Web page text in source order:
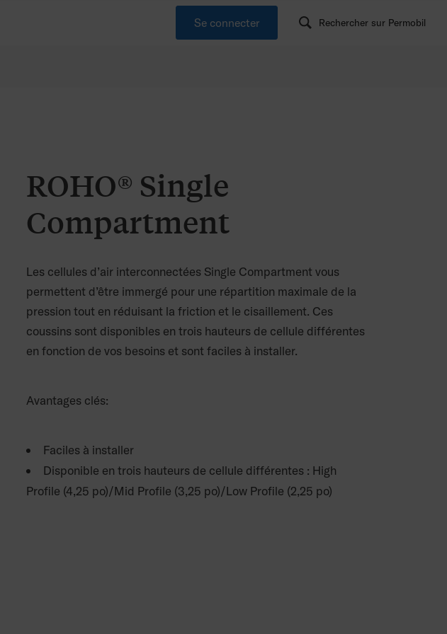
Se connecter Rechercher sur Permobil
ROHO® Single
Compartment
Les cellules d’air interconnectées Single Compartment vous
permettent d’être immergé pour une répartition maximale de la
pression tout en réduisant la friction et le cisaillement. Ces
coussins sont disponibles en trois hauteurs de cellule différentes
en fonction de vos besoins et sont faciles à installer.
Avantages clés:
Faciles à installer
Disponible en trois hauteurs de cellule différentes : High
Profile (4,25 po)/Mid Profile (3,25 po)/Low Profile (2,25 po)